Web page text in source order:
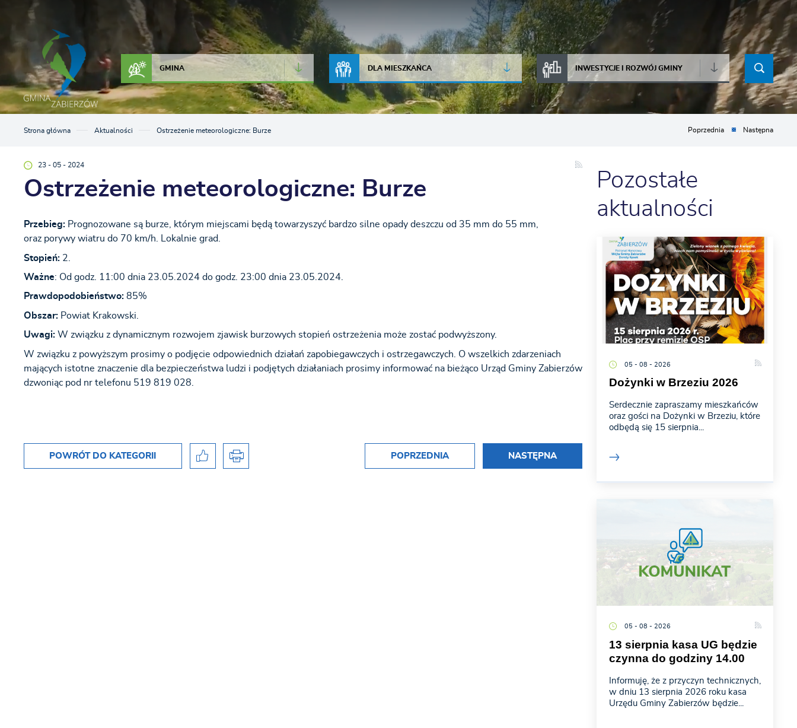
Przejdź do menu.
Przejdź do wyszukiwarki.
Przejdź do treści.
Przejdź do ustawień wielkości czcionki.
Włącz wersję kontrastową strony.
JAKOŚĆ POWIETRZA
GMINA DLA MIESZKAŃCA INWESTYCJE I ROZWÓJ GMINY
Strona główna Aktualności Ostrzeżenie meteorologiczne: Burze Poprzednia Następna
23 - 05 - 2024
Ostrzeżenie meteorologiczne: Burze
Przebieg:Prognozowane są burze, którym miejscami będą towarzyszyć bardzo silne opady deszczu od 35 mm do 55 mm,
oraz porywy wiatru do 70 km/h. Lokalnie grad.
Stopień:2.
Ważne: Od godz. 11:00 dnia 23.05.2024 do godz. 23:00 dnia 23.05.2024.
Prawdopodobieństwo:85%
Obszar:Powiat Krakowski.
Uwagi:W związku z dynamicznym rozwojem zjawisk burzowych stopień ostrzeżenia może zostać podwyższony.
W związku z powyższym prosimy o podjęcie odpowiednich działań zapobiegawczych i ostrzegawczych. O wszelkich zdarzeniach
mających istotne znaczenie dla bezpieczeństwa ludzi i podjętych działaniach prosimy informować na bieżąco Urząd Gminy Zabierzów
dzwoniąc pod nr telefonu 519 819 028.
POWRÓT DO KATEGORII POPRZEDNIA NASTĘPNA
Pozostałe
aktualności
05 - 08 - 2026
Dożynki w Brzeziu 2026
Serdecznie zapraszamy mieszkańców
oraz gości na Dożynki w Brzeziu, które
odbędą się 15 sierpnia...
05 - 08 - 2026
13 sierpnia kasa UG będzie
czynna do godziny 14.00
Informuję, że z przyczyn technicznych,
w dniu 13 sierpnia 2026 roku kasa
Urzędu Gminy Zabierzów będzie...